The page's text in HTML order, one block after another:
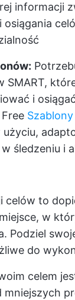
informacji
osiągania
SMART,
i
użyciu,
śledzeniu i
celów to
w
Podziel
do
celem
mniejszych